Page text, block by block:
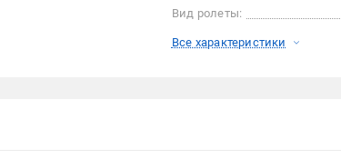
Вид ролеты:
Все характеристики